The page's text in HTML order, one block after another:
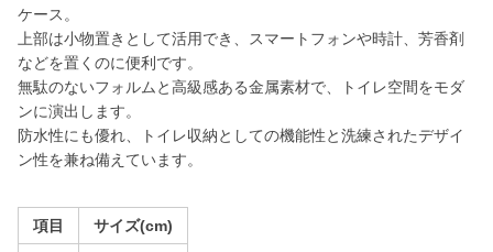
ケース。
上部は小物置きとして活用でき、スマートフォンや時計、芳香剤
などを置くのに便利です。
無駄のないフォルムと高級感ある金属素材で、トイレ空間をモダ
ンに演出します。
防水性にも優れ、トイレ収納としての機能性と洗練されたデザイ
ン性を兼ね備えています。
項目 サイズ(cm)